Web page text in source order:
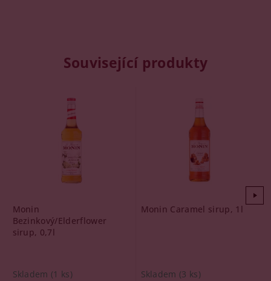
Související produkty
Monin
Bezinkový/Elderflower
sirup, 0,7l
Skladem (1 ks)
Monin Caramel sirup, 1l
Skladem (3 ks)